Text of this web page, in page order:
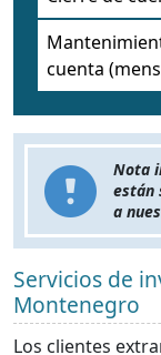
cuenta
Nota
están
a
Servicios de
Montenegro
Los clientes